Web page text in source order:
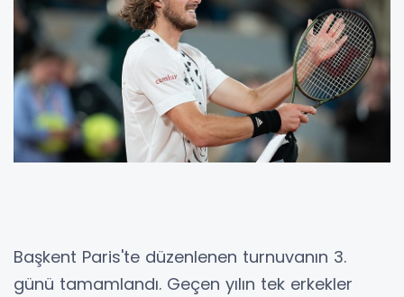
Başkent Paris'te düzenlenen turnuvanın 3.
günü tamamlandı. Geçen yılın tek erkekler